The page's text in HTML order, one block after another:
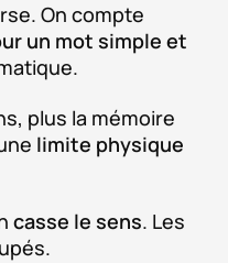
On compte
un mot simple et
plus la mémoire
limite physique
casse le sens. Les